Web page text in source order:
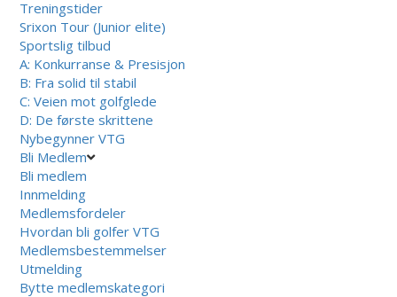
Treningstider
Srixon Tour (Junior elite)
Sportslig tilbud
A: Konkurranse & Presisjon
B: Fra solid til stabil
C: Veien mot golfglede
D: De første skrittene
Nybegynner VTG
Bli Medlem
Bli medlem
Innmelding
Medlemsfordeler
Hvordan bli golfer VTG
Medlemsbestemmelser
Utmelding
Bytte medlemskategori